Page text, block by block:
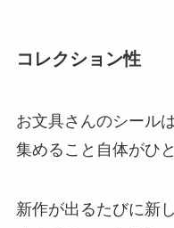
コレクション性
お文具さんのシール
集めること自体がひ
新作が出るたびに新